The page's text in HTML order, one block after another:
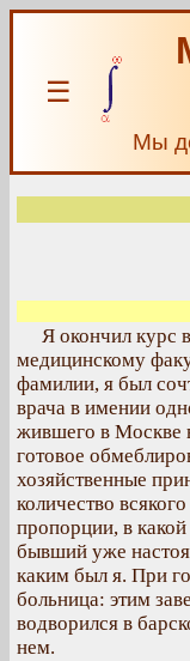
☰
Мы
Я окончил курс
медицинскому
фамилии, я был
врача в имении
жившего в Москве
готовое
хозяйственные
количество
пропорции, в
бывший уже
каким был я. При
больница: этим
водворился в
нем.